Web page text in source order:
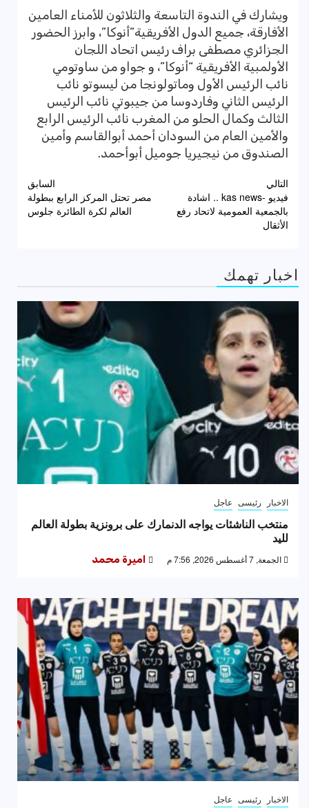
ويشارك في الندوة التاسعة والثلاثون للأمناء العامين
الأفارقة، جميع الدول الأفريقية”أنوكا”، وابرز الحضور
الجزائري مصطفى براف رئيس اتحاد اللجان
الأولمبية الأفريقية “أنوكا”، و جواو من ساوتومي
نائب الرئيس الأول وماتولونجا من ليسوتو نائب
الرئيس الثاني وفاردوسا من جيبوتي نائب الرئيس
الثالث وكمال الحلو من المغرب نائب الرئيس الرابع
والأمين العام من السودان أحمد أبوالقاسم وأمين
الصندوق من نيجيريا جوميل أبوأحمد.
تصفّح
المقالات
السابق
مصر تحتل المركز الرابع ببطولة
العالم لكرة الطائرة جلوس
التالي
فيديو -kas news .. اشادة
بالجمعية العمومية لاتحاد رفع
الأثقال
اخبار تهمك
الاخبار رئيسى عاجل
منتخب الناشئات يواجه الدنمارك على برونزية بطولة العالم
لليد
الجمعة, 7 أغسطس 2026, 7:56 م اميرة محمد
الاخبار رئيسى عاجل